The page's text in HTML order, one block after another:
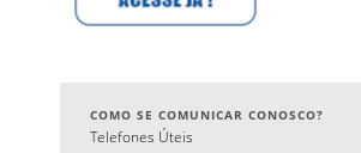
COMO SE COMUNICAR CONOSCO?
Telefones Úteis